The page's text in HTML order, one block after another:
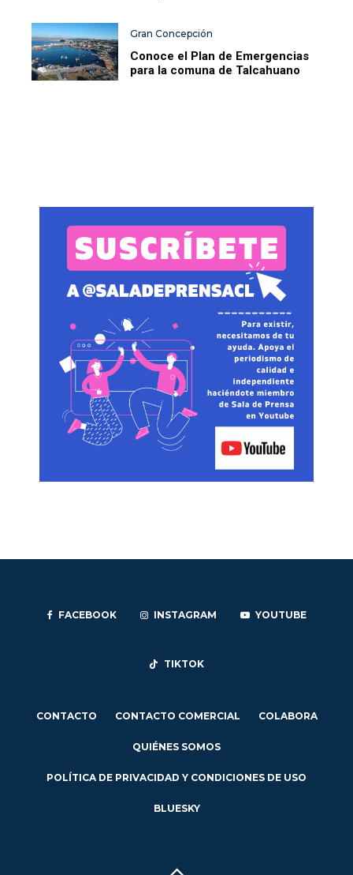
Gran Concepción
Conoce el Plan de Emergencias
para la comuna de Talcahuano
FACEBOOK INSTAGRAM YOUTUBE
TIKTOK
CONTACTO CONTACTO COMERCIAL COLABORA
QUIÉNES SOMOS
POLÍTICA DE PRIVACIDAD Y CONDICIONES DE USO
BLUESKY